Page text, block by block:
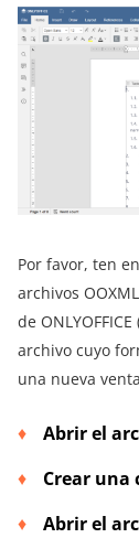
Por favor, ten
archivos
de ONLYOFFICE
archivo cuyo
una nueva
Abrir el
Crear una
Abrir el